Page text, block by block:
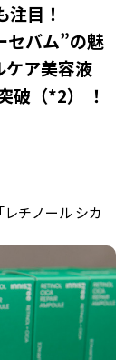
目！
セバム”の魅
ケア美容液
破（*2） ！
チノール シカ